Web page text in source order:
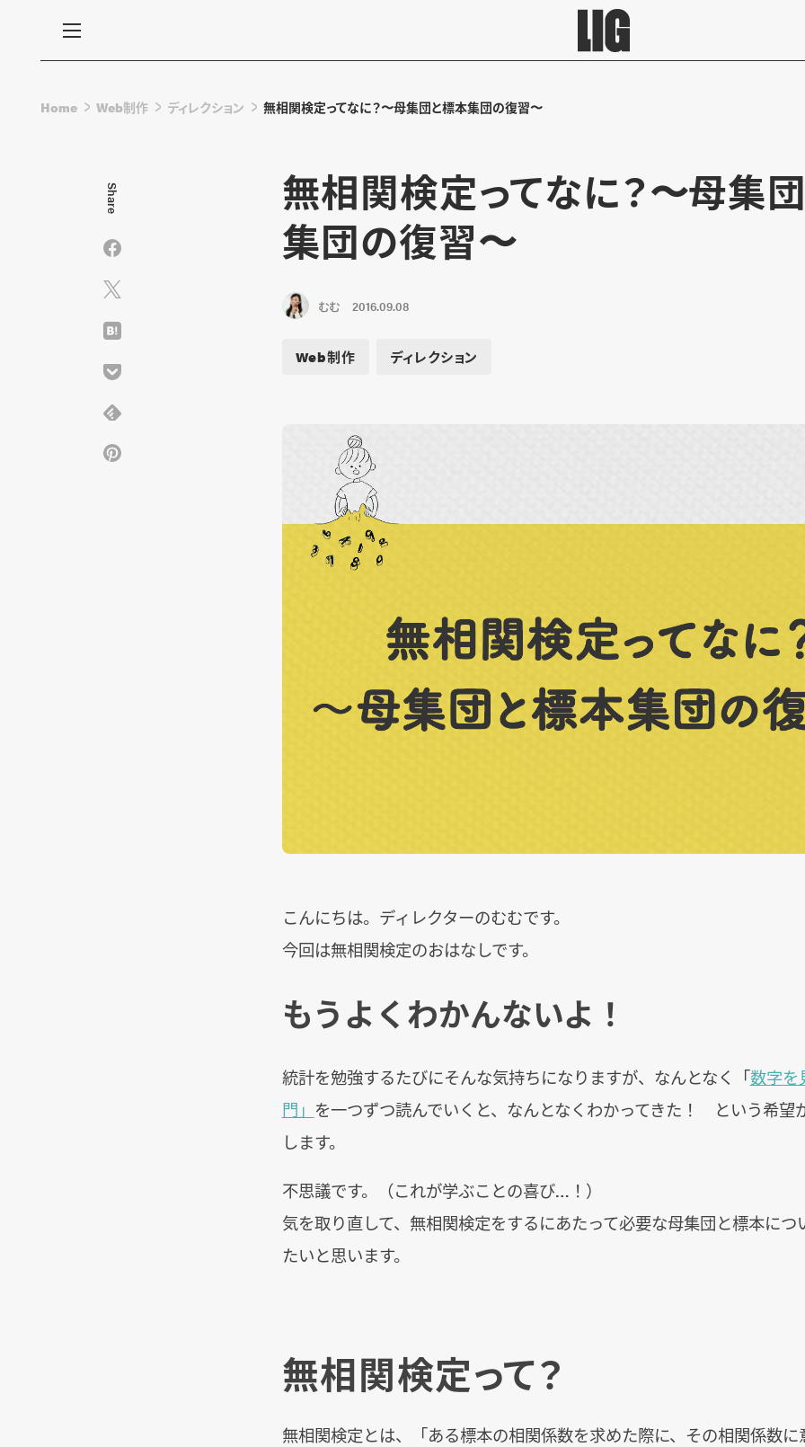
Home Web制作 ディレクション 無相関検定ってなに？〜母集団と標本集団の復習〜
無相関検定ってなに？〜母集
集団の復習〜
むむ 2016.09.08
Web制作 ディレクション
こんにちは。ディレクターのむむです。
今回は無相関検定のおはなしです。
もうよくわかんないよ！
統計を勉強するたびにそんな気持ちになりますが、なんとなく「数字を
門」 を一つずつ読んでいくと、なんとなくわかってきた！ という希望
します。
不思議です。（これが学ぶことの喜び…！）
気を取り直して、無相関検定をするにあたって必要な母集団と標本につ
たいと思います。
無相関検定って？
無相関検定とは、「ある標本の相関係数を求めた際に、その相関係数
Share